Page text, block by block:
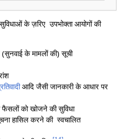
के ज़रिए उपभोक्ता आयोगों की
के मामलों की) सूची
आदि जैसी जानकारी के आधार पर
फैसलों को खोजने की सुविधा
हासिल करने की स्वचालित